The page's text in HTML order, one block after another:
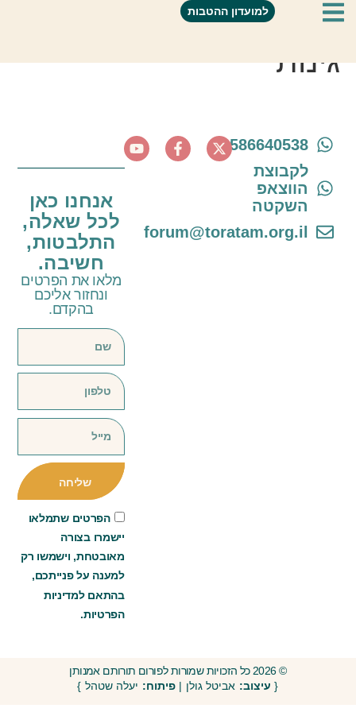
למועדון ההטבות
גן עדן- הקמה ואחזקת
גינות
0586640538
לקבוצת
הווצאפ
השקטה
forum@toratam.org.il
אנחנו כאן
לכל שאלה,
התלבטות,
חשיבה.
מלאו את הפרטים
ונחזור אליכם
בהקדם.
הפרטים שתמלאו
יישמרו בצורה
מאובטחת, וישמשו רק
למענה על פנייתכם,
בהתאם למדיניות
הפרטיות.
שליחה
© 2026 כל הזכויות שמורות לפורום תורותם אמנותן
{ עיצוב: אביטל גולן | פיתוח: יעלה שטהל }